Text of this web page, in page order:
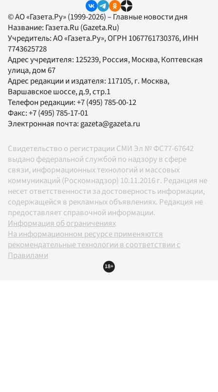
© АО «Газета.Ру» (1999-2026) – Главные новости дня
Название: Газета.Ru (Gazeta.Ru)
Учредитель:АО «Газета.Ру», ОГРН 1067761730376, ИНН
7743625728
Адрес учредителя: 125239, Россия, Москва, Коптевская
улица, дом 67
Адрес редакции и издателя: 117105, г. Москва,
Варшавское шоссе, д.9, стр.1
Телефон редакции:+7 (495) 785-00-12
Факс:+7 (495) 785-17-01
Электронная почта:gazeta@gazeta.ru
Свидетельство о регистрации СМИ Эл № ФС77-67642
выдано федеральной службой по надзору в сфере
связи, информационных технологий и массовых
коммуникаций (Роскомнадзор) 10.11.2016 г. Редакция не
несет ответственности за достоверность информации,
содержащейся в рекламных объявлениях. Редакция не
предоставляет справочной информации.
Информация об ограничениях
На информационном ресурсе применяются
рекомендательные технологии в соответствии с
Правилами
18+